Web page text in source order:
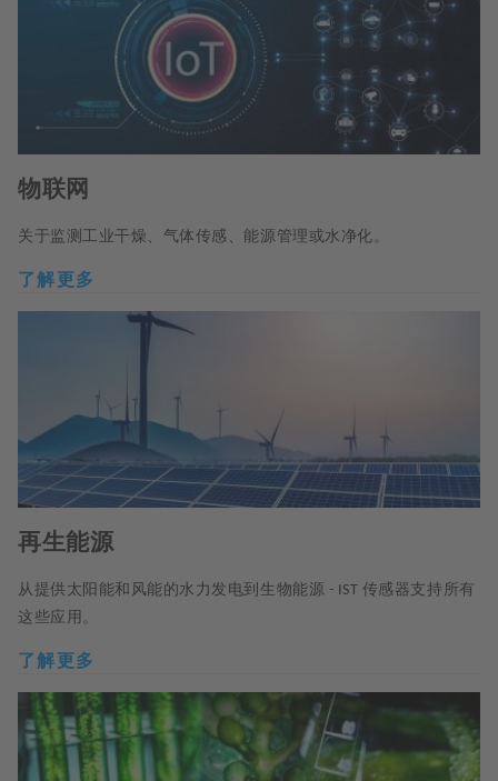
物联网
关于监测工业干燥、气体传感、能源管理或水净化。
了解更多
再生能源
从提供太阳能和风能的水力发电到生物能源 - IST 传感器支持所有
这些应用。
了解更多